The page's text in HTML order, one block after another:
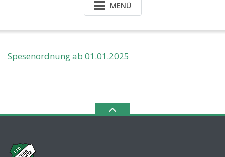
MENÜ
Spesenordnung ab 01.01.2025